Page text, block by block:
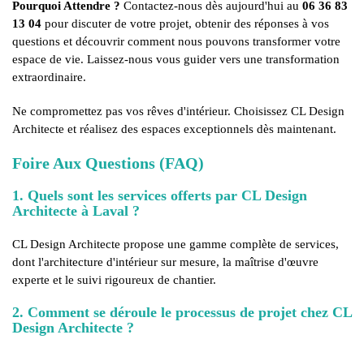
Pourquoi Attendre ? Contactez-nous dès aujourd'hui au 06 36 83
13 04 pour discuter de votre projet, obtenir des réponses à vos
questions et découvrir comment nous pouvons transformer votre
espace de vie. Laissez-nous vous guider vers une transformation
extraordinaire.
Ne compromettez pas vos rêves d'intérieur. Choisissez CL Design
Architecte et réalisez des espaces exceptionnels dès maintenant.
Foire Aux Questions (FAQ)
1. Quels sont les services offerts par CL Design
Architecte à Laval ?
CL Design Architecte propose une gamme complète de services,
dont l'architecture d'intérieur sur mesure, la maîtrise d'œuvre
experte et le suivi rigoureux de chantier.
2. Comment se déroule le processus de projet chez CL
Design Architecte ?